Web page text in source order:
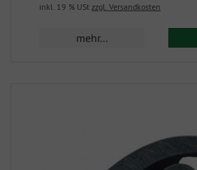
inkl. 19 % USt zzgl. Versandkosten
mehr...